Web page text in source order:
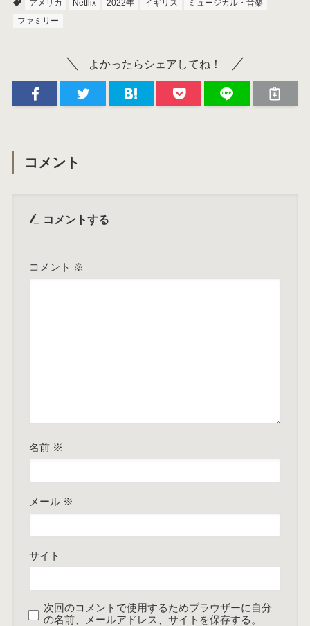
アメリカ Netflix 2022年 イギリス
ミュージカル・音楽
ファミリー
よかったらシェアしてね！
コメント
コメントする
コメント ※
名前 ※
メール ※
サイト
次回のコメントで使用するためブラウザーに自分
の名前、メールアドレス、サイトを保存する。